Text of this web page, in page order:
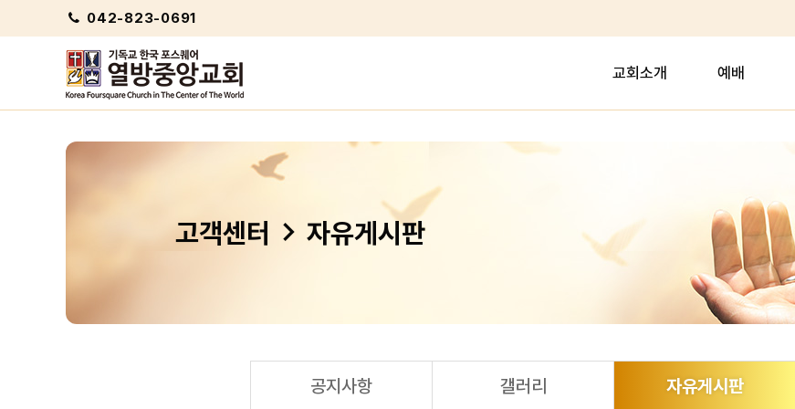
042-823-0691
교회소개 예배
고객센터 chevron_right 자유게시판
공지사항 갤러리 자유게시판